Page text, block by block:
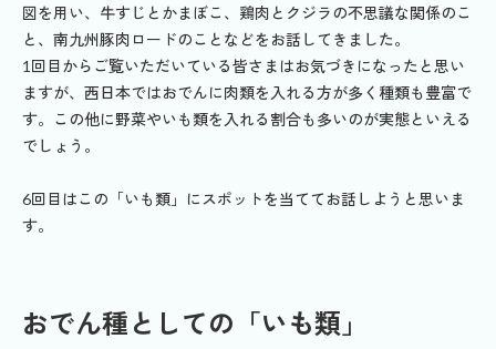
図を用い、牛すじとかまぼこ、鶏肉とクジラの不思議な関係のこ
と、南九州豚肉ロードのことなどをお話してきました。
1回目からご覧いただいている皆さまはお気づきになったと思い
ますが、西日本ではおでんに肉類を入れる方が多く種類も豊富で
す。この他に野菜やいも類を入れる割合も多いのが実態といえる
でしょう。
6回目はこの「いも類」にスポットを当ててお話しようと思いま
す。
おでん種としての「いも類」